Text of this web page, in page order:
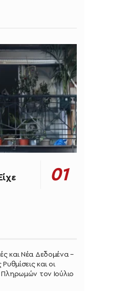
και Νέα Δεδομένα –
και οι
Πληρωμών τον Ιούλιο